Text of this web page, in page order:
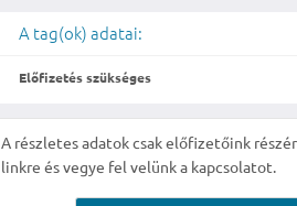
A tag(ok) adatai:
Előfizetés szükséges
A részletes adatok csak előfizetőink
linkre és vegye fel velünk a kapcsolatot.